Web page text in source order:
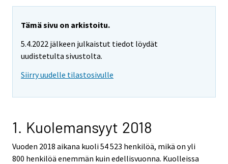
Tämä sivu on arkistoitu.
5.4.2022 jälkeen julkaistut tiedot löydät
uudistetulta sivustolta.
Siirry uudelle tilastosivulle
1. Kuolemansyyt 2018
Vuoden 2018 aikana kuoli 54 523 henkilöä, mikä on yli
800 henkilöä enemmän kuin edellisvuonna. Kuolleissa